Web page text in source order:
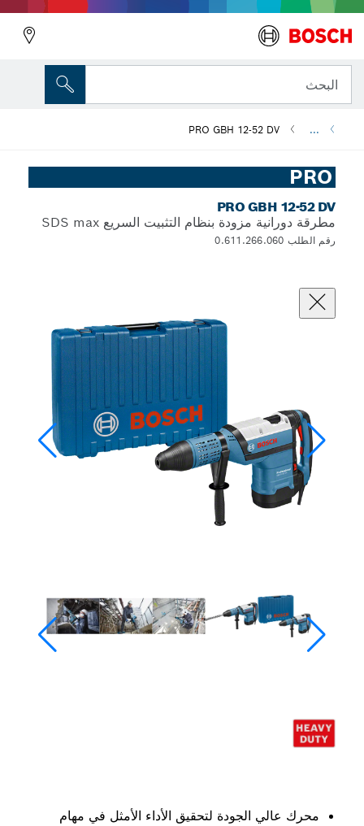
البحث
...
PRO GBH 12-52 DV
PRO
PRO GBH 12-52 DV
مطرقة دورانية مزودة بنظام التثبيت السريع SDS max
رقم الطلب 0.611.266.060
محرك عالي الجودة لتحقيق الأداء الأمثل في مهام